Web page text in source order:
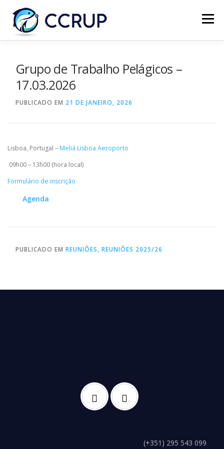
Menu
Grupo de Trabalho Pelágicos –
17.03.2026
PUBLICADO EM 21 DE JANEIRO, 2026
Lisboa, Portugal – Meliá Lisboa Aeroporto
09h00 – 13h00 (hora local)
Formulário de inscrição
Agenda
PUBLICADO EM REUNIÕES, REUNIÕES 2025/26
(+351) 295 543 099